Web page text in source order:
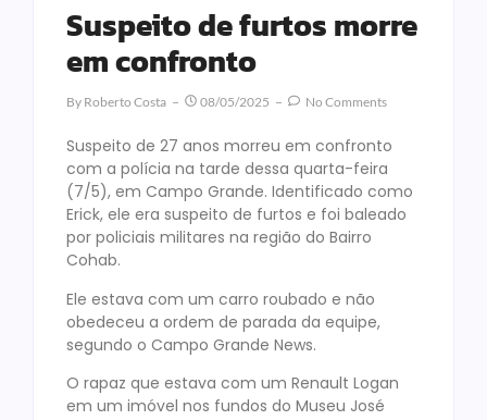
Suspeito de furtos morre
em confronto
By Roberto Costa 08/05/2025 No Comments
Suspeito de 27 anos morreu em confronto
com a polícia na tarde dessa quarta-feira
(7/5), em Campo Grande. Identificado como
Erick, ele era suspeito de furtos e foi baleado
por policiais militares na região do Bairro
Cohab.
Ele estava com um carro roubado e não
obedeceu a ordem de parada da equipe,
segundo o Campo Grande News.
O rapaz que estava com um Renault Logan
em um imóvel nos fundos do Museu José